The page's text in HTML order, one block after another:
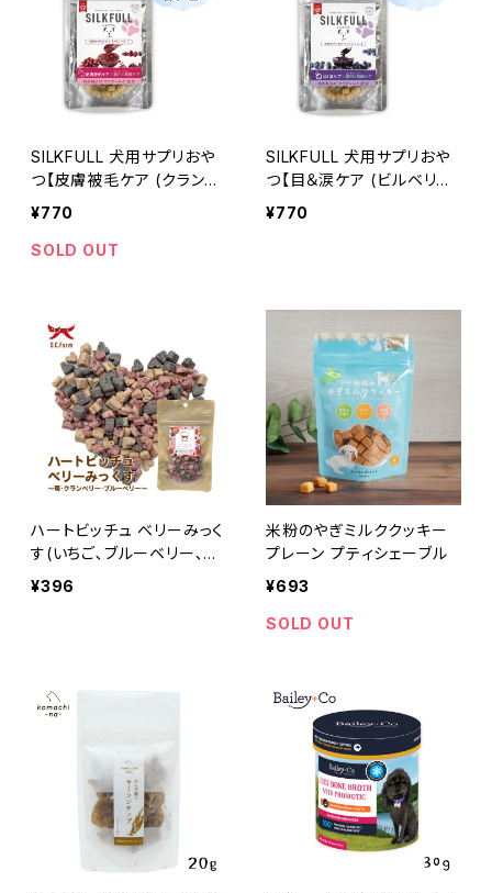
SILKFULL 犬用サプリおや
つ【皮膚被毛ケア (クランベ
リー)】シルクフル
¥770
SOLD OUT
SILKFULL 犬用サプリおや
つ【目＆涙ケア (ビルベリ
ー)】シルクフル
¥770
ハートビッチュ ベリーみっく
す(いちご､ブルーベリー､ク
ランベリー)OCファーム
¥396
米粉のやぎミルククッキー
プレーン プティシェーブル
¥693
SOLD OUT